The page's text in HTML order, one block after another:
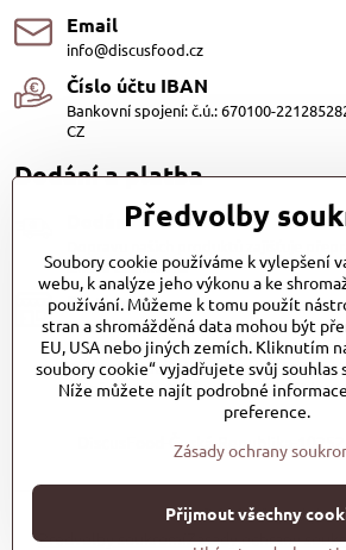
Email
info@discusfood.cz
Číslo účtu IBAN
Bankovní spojení: č.ú.: 670100-
CZ
Dodání a platba
Dodání
s.r.o. a Zásilkovna
Platby
Dobírkou (25,- Kč)
Bankovním převodem (zdarma)
Platba kartou (Zdarma)PayPal (Zdarma)
Při převzetí hotově nebo kartou
DiscusFood-Česká-Republika-
©2026Copyright
Předvolby soukromíZásady ochrany
Předvolby
Soubory cookie používáme k vylepšení
webu, k analýze jeho výkonu a ke
používání. Můžeme k tomu použít
stran a shromážděná data mohou být
EU, USA nebo jiných zemích. Kliknutím
soubory cookie“ vyjadřujete svůj
Níže můžete najít podrobné
preference.
Zásady ochrany
Přijmout všechny